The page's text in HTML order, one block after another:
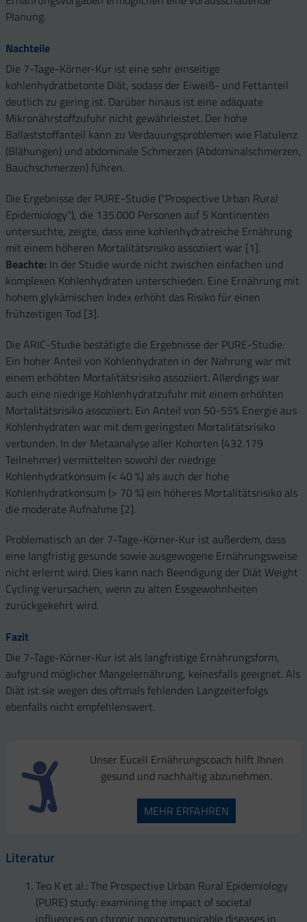
Planung.
Nachteile
Die 7-Tage-Körner-Kur ist eine sehr einseitige
kohlenhydratbetonte Diät, sodass der Eiweiß- und Fettanteil
deutlich zu gering ist. Darüber hinaus ist eine adäquate
Mikronährstoffzufuhr nicht gewährleistet. Der hohe
Ballaststoffanteil kann zu Verdauungsproblemen wie Flatulenz
(Blähungen) und abdominale Schmerzen (Abdominalschmerzen,
Bauchschmerzen) führen.
Die Ergebnisse der PURE-Studie ("Prospective Urban Rural
Epidemiology"), die 135.000 Personen auf 5 Kontinenten
untersuchte, zeigte, dass eine kohlenhydratreiche Ernährung
mit einem höheren Mortalitätsrisiko assoziiert war [1].
Beachte: In der Studie wurde nicht zwischen einfachen und
komplexen Kohlenhydraten unterschieden. Eine Ernährung mit
hohem glykämischen Index erhöht das Risiko für einen
frühzeitigen Tod [3].
Die ARIC-Studie bestätigte die Ergebnisse der PURE-Studie:
Ein hoher Anteil von Kohlenhydraten in der Nahrung war mit
einem erhöhten Mortalitätsrisiko assoziiert. Allerdings war
auch eine niedrige Kohlenhydratzufuhr mit einem erhöhten
Mortalitätsrisiko assoziiert: Ein Anteil von 50-55% Energie aus
Kohlenhydraten war mit dem geringsten Mortalitätsrisiko
verbunden. In der Metaanalyse aller Kohorten (432.179
Teilnehmer) vermittelten sowohl der niedrige
Kohlenhydratkonsum (< 40 %) als auch der hohe
Kohlenhydratkonsum (> 70 %) ein höheres Mortalitätsrisiko als
die moderate Aufnahme [2].
Problematisch an der 7-Tage-Körner-Kur ist außerdem, dass
eine langfristig gesunde sowie ausgewogene Ernährungsweise
nicht erlernt wird. Dies kann nach Beendigung der Diät Weight
Cycling verursachen, wenn zu alten Essgewohnheiten
zurückgekehrt wird.
Fazit
Die 7-Tage-Körner-Kur ist als langfristige Ernährungsform,
aufgrund möglicher Mangelernährung, keinesfalls geeignet. Als
Diät ist sie wegen des oftmals fehlenden Langzeiterfolgs
ebenfalls nicht empfehlenswert.
Unser Eucell Ernährungscoach hilft Ihnen
gesund und nachhaltig abzunehmen.
MEHR ERFAHREN
Literatur
Teo K et al.: The Prospective Urban Rural Epidemiology
(PURE) study: examining the impact of societal
influences on chronic noncommunicable diseases in